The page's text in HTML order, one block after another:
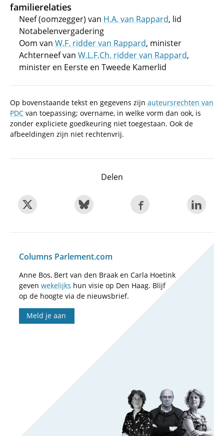
familierelaties
Neef (oomzegger) van H.A. van Rappard, lid
Notabelenvergadering
Oom van W.F. ridder van Rappard, minister
Achterneef van W.L.F.Ch. ridder van Rappard,
minister en Eerste en Tweede Kamerlid
Op bovenstaande tekst en gegevens zijn auteursrechten van
PDC van toepassing; overname, in welke vorm dan ook, is
zonder expliciete goedkeuring niet toegestaan. Ook de
afbeeldingen zijn niet rechtenvrij.
Delen
Columns Parlement.com
Anne Bos, Bert van den Braak en Carla Hoetink
geven wekelijks hun visie op Den Haag. Blijf
op de hoogte via de nieuwsbrief.
Meld je aan